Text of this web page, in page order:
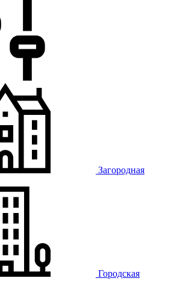
Загородная
Городская